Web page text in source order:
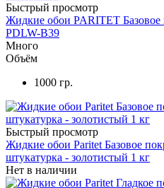
Быстрый просмотр
Жидкие обои PARITET Базовое
PDLW-B39
Много
Объём
1000 гр.
Быстрый просмотр
Жидкие обои Paritet Базовое
штукатурка - золотистый 1 кг
Нет в наличии